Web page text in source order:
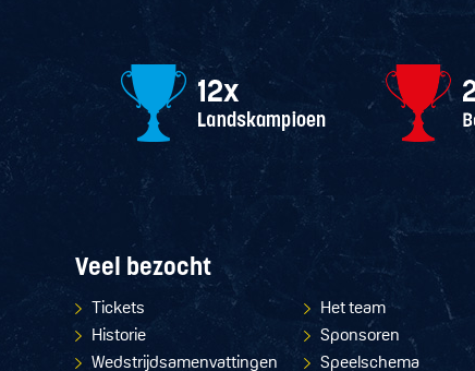
Veel bezocht
Tickets
Het team
Historie
Sponsoren
Wedstrijdsamenvattingen
Speelschema